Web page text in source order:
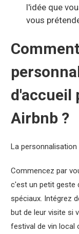
l'idée que
vous
d'accueil
Airbnb ?
La
Commencez par
c'est un petit geste
spéciaux. Intégrez
but de leur visite si
festival de vin local